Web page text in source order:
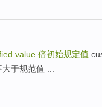
value 倍初始规定值
于规范值 ...